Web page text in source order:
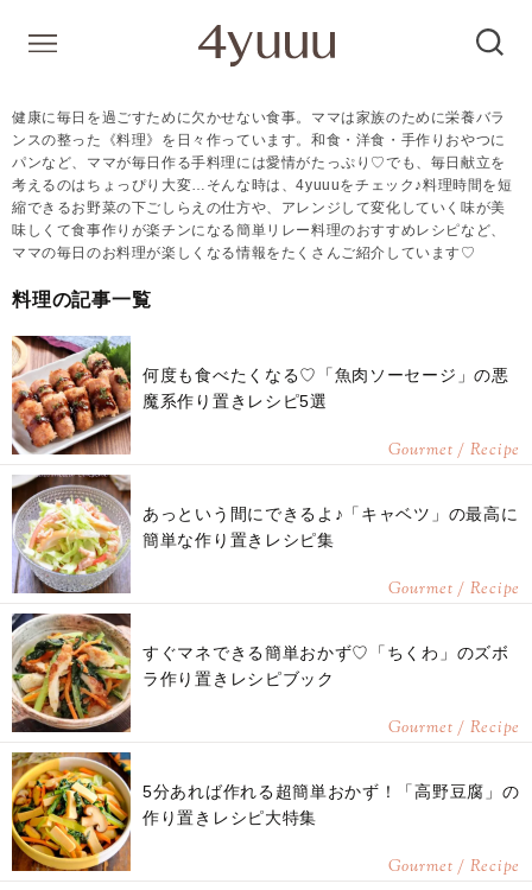
健康に毎日を過ごすために欠かせない食事。ママは家族のために栄養バラ
ンスの整った《料理》を日々作っています。和食・洋食・手作りおやつに
パンなど、ママが毎日作る手料理には愛情がたっぷり♡でも、毎日献立を
考えるのはちょっぴり大変…そんな時は、4yuuuをチェック♪料理時間を短
縮できるお野菜の下ごしらえの仕方や、アレンジして変化していく味が美
味しくて食事作りが楽チンになる簡単リレー料理のおすすめレシピなど、
ママの毎日のお料理が楽しくなる情報をたくさんご紹介しています♡
料理の記事一覧
何度も食べたくなる♡「魚肉ソーセージ」の悪
魔系作り置きレシピ5選
Gourmet / Recipe
あっという間にできるよ♪「キャベツ」の最高に
簡単な作り置きレシピ集
Gourmet / Recipe
すぐマネできる簡単おかず♡「ちくわ」のズボ
ラ作り置きレシピブック
Gourmet / Recipe
5分あれば作れる超簡単おかず！「高野豆腐」の
作り置きレシピ大特集
Gourmet / Recipe